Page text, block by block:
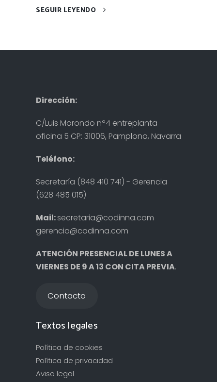
SEGUIR LEYENDO
Dirección:
C/Luis Morondo nº4 entreplanta
oficina 5 CP: 31006, Pamplona, Navarra
Teléfono:
Secretaría (848 410 741) - Gerencia
(628 485 015)
Mail:secretaria@codinna.com
gerencia@codinna.com
ATENCIÓN PRESENCIAL DE LUNES A
VIERNES DE 9 A 13 CON CITA PREVIA.
Contacto
Textos legales
Política de cookies
Política de privacidad
Aviso legal